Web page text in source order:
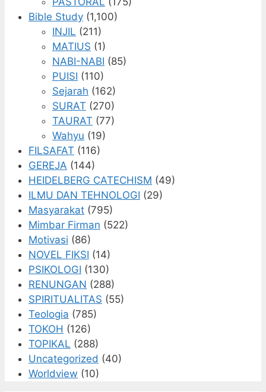
Bible Study (1,100)
INJIL (211)
MATIUS (1)
NABI-NABI (85)
PUISI (110)
Sejarah (162)
SURAT (270)
TAURAT (77)
Wahyu (19)
FILSAFAT (116)
GEREJA (144)
HEIDELBERG CATECHISM (49)
ILMU DAN TEHNOLOGI (29)
Masyarakat (795)
Mimbar Firman (522)
Motivasi (86)
NOVEL FIKSI (14)
PSIKOLOGI (130)
RENUNGAN (288)
SPIRITUALITAS (55)
Teologia (785)
TOKOH (126)
TOPIKAL (288)
Uncategorized (40)
Worldview (10)